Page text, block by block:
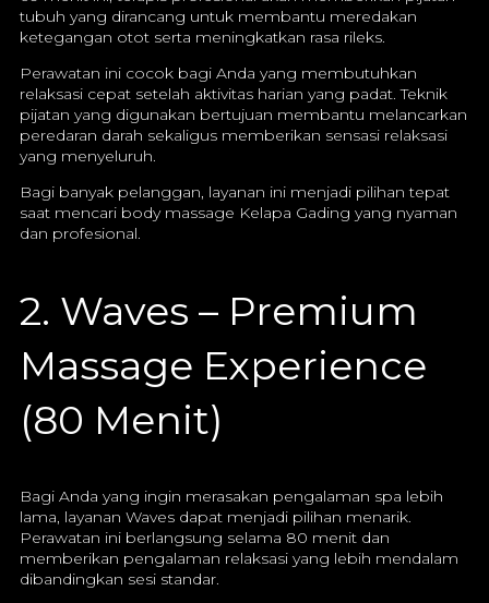
tubuh yang dirancang untuk membantu meredakan
ketegangan otot serta meningkatkan rasa rileks.
Perawatan ini cocok bagi Anda yang membutuhkan
relaksasi cepat setelah aktivitas harian yang padat. Teknik
pijatan yang digunakan bertujuan membantu melancarkan
peredaran darah sekaligus memberikan sensasi relaksasi
yang menyeluruh.
Bagi banyak pelanggan, layanan ini menjadi pilihan tepat
saat mencari body massage Kelapa Gading yang nyaman
dan profesional.
2. Waves – Premium
Massage Experience
(80 Menit)
Bagi Anda yang ingin merasakan pengalaman spa lebih
lama, layanan Waves dapat menjadi pilihan menarik.
Perawatan ini berlangsung selama 80 menit dan
memberikan pengalaman relaksasi yang lebih mendalam
dibandingkan sesi standar.